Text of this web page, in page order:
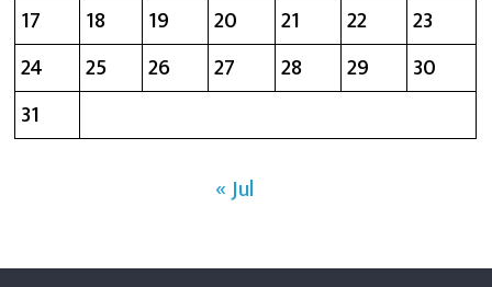
17
18 19 20 21 22
23
24
25 26 27 28 29
30
31
« Jul